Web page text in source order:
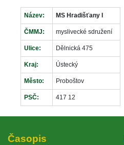
Název: MS Hradišťany I
ČMMJ: myslivecké sdružení
Ulice: Dělnická 475
Kraj: Ústecký
Město: Proboštov
PSČ: 417 12
Časopi